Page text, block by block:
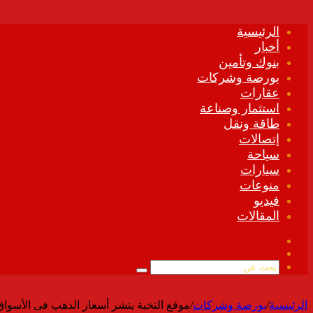
الرئيسية
أخبار
بنوك وتأمين
بورصة وشركات
عقارات
استثمار وصناعة
طاقة ونقل
إتصالات
سياحة
سيارات
منوعات
فيديو
المقالات
الموقع
بحث
الرئيسية/بورصة وشركات/موقع النخبة ينشر أسعار الذهب فى الأسواق المصرية